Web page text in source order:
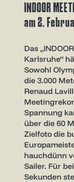
INDOOR
am 2.
Das
Karlsruhe“
Sowohl
die 3.000
Renaud
Spannung
über die 60
Zielfoto die
hauchdünn
Sailer. Für
Sekunden